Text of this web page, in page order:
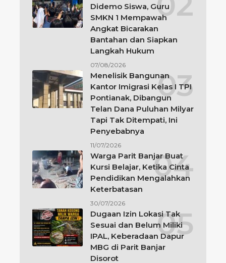
Didemo Siswa, Guru
SMKN 1 Mempawah
Angkat Bicarakan
Bantahan dan Siapkan
Langkah Hukum
07/08/2026
Menelisik Bangunan
Kantor Imigrasi Kelas I TPI
Pontianak, Dibangun
Telan Dana Puluhan Milyar
Tapi Tak Ditempati, Ini
Penyebabnya
11/07/2026
Warga Parit Banjar Buat
Kursi Belajar, Ketika Cinta
Pendidikan Mengalahkan
Keterbatasan
30/07/2026
Dugaan Izin Lokasi Tak
Sesuai dan Belum Miliki
IPAL, Keberadaan Dapur
MBG di Parit Banjar
Disorot